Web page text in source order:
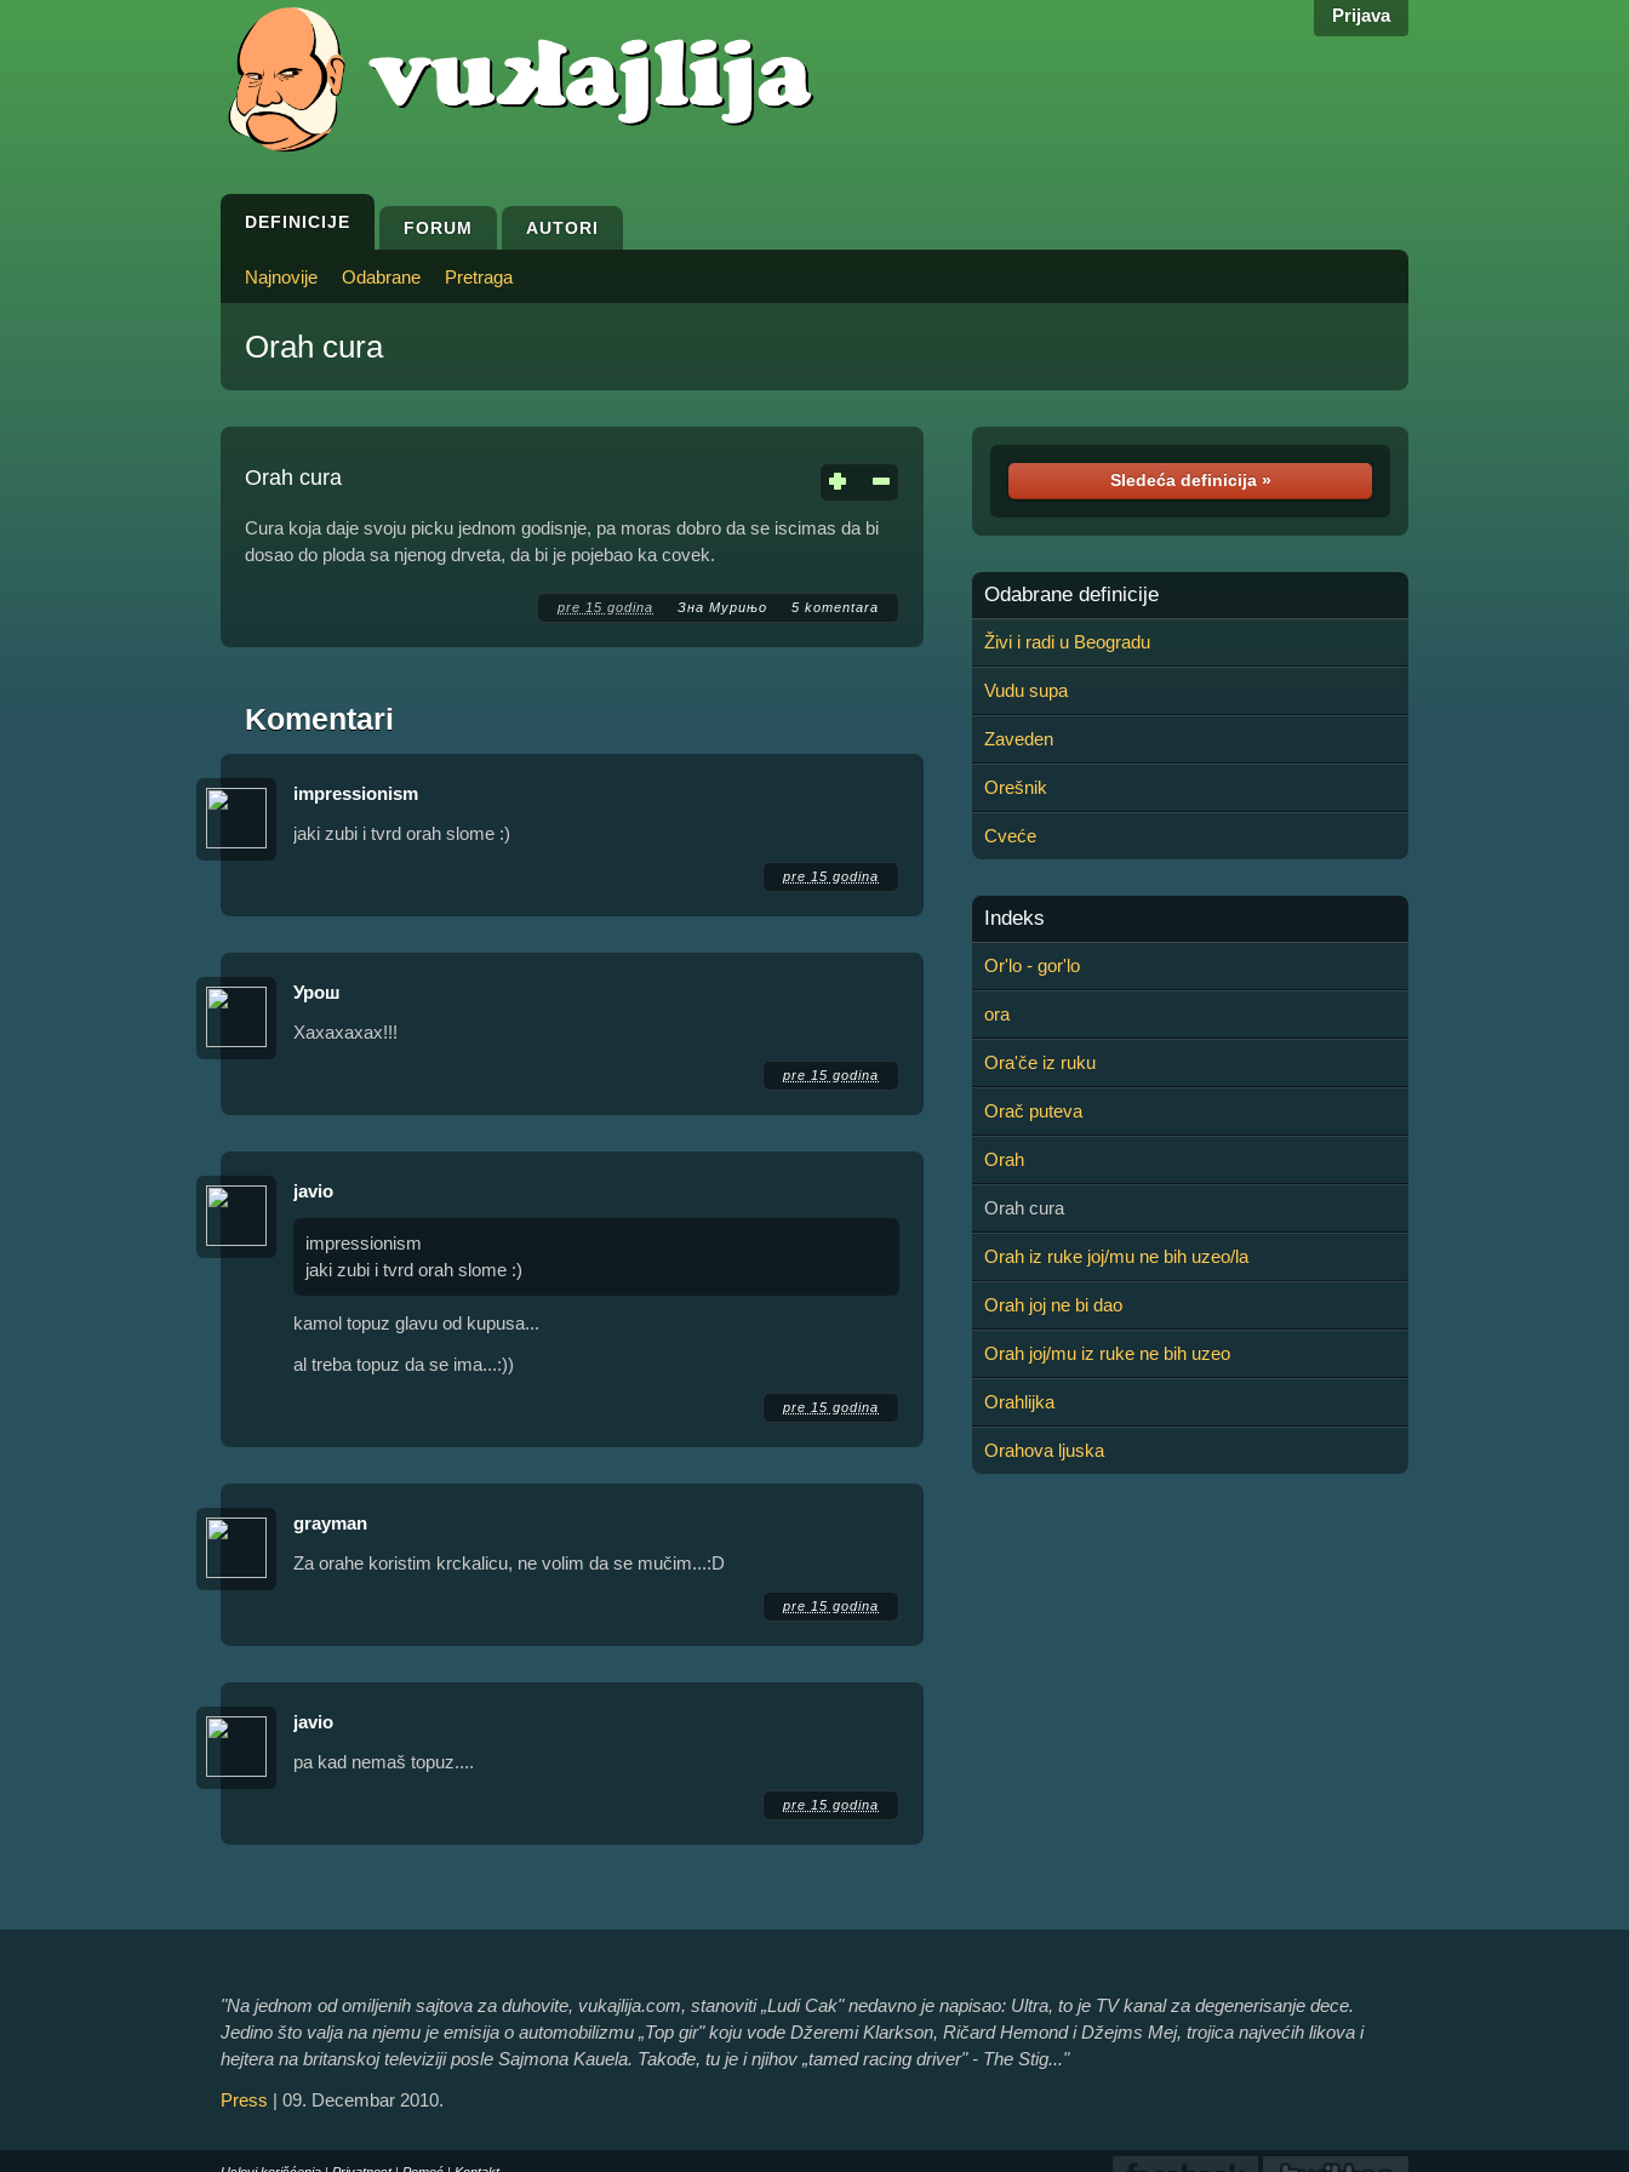
Prijava
DEFINICIJE FORUM AUTORI
Najnovije Odabrane Pretraga
Orah cura
Orah cura
Cura koja daje svoju picku jednom godisnje, pa moras dobro da se iscimas da bi
dosao do ploda sa njenog drveta, da bi je pojebao ka covek.
pre 15 godina Зна Мурињо 5 komentara
Komentari
impressionism
jaki zubi i tvrd orah slome :)
pre 15 godina
Урош
Хахахахах!!!
pre 15 godina
javio
impressionism
jaki zubi i tvrd orah slome :)
kamol topuz glavu od kupusa...
al treba topuz da se ima...:))
pre 15 godina
grayman
Za orahe koristim krckalicu, ne volim da se mučim...:D
pre 15 godina
javio
pa kad nemaš topuz....
pre 15 godina
Sledeća definicija »
Odabrane definicije
Živi i radi u Beogradu
Vudu supa
Zaveden
Orešnik
Cveće
Indeks
Or'lo - gor'lo
ora
Ora'če iz ruku
Orač puteva
Orah
Orah cura
Orah iz ruke joj/mu ne bih uzeo/la
Orah joj ne bi dao
Orah joj/mu iz ruke ne bih uzeo
Orahlijka
Orahova ljuska
"Na jednom od omiljenih sajtova za duhovite, vukajlija.com, stanoviti „Ludi Cak" nedavno je napisao: Ultra, to je TV kanal za degenerisanje dece.
Jedino što valja na njemu je emisija o automobilizmu „Top gir" koju vode Džeremi Klarkson, Ričard Hemond i Džejms Mej, trojica najvećih likova i
hejtera na britanskoj televiziji posle Sajmona Kauela. Takođe, tu je i njihov „tamed racing driver" - The Stig..."
Press | 09. Decembar 2010.